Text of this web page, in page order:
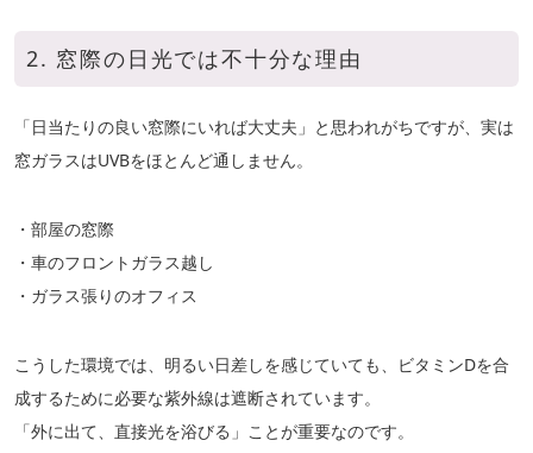
2. 窓際の日光では不十分な理由
「日当たりの良い窓際にいれば大丈夫」と思われがちですが、実は
窓ガラスはUVBをほとんど通しません。
・部屋の窓際
・車のフロントガラス越し
・ガラス張りのオフィス
こうした環境では、明るい日差しを感じていても、ビタミンDを合
成するために必要な紫外線は遮断されています。
「外に出て、直接光を浴びる」ことが重要なのです。